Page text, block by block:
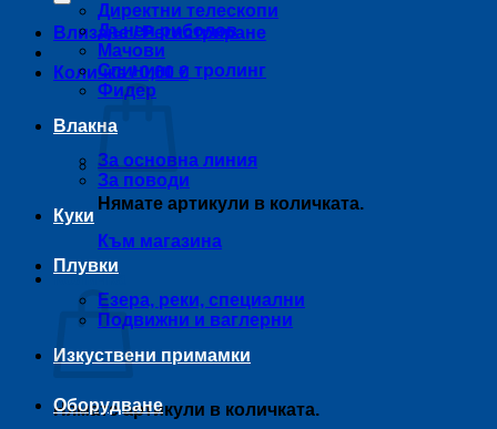
Влизане / Регистриране
Количка /0,00 €
Нямате артикули в количката.
Към магазина
Количка
Нямате артикули в количката.
Директни телескопи
Дънен риболов
Мачови
Спининг и тролинг
Фидер
Влакна
За основна линия
За поводи
Куки
Плувки
Езера, реки, специални
Подвижни и ваглерни
Изкуствени примамки
Оборудване